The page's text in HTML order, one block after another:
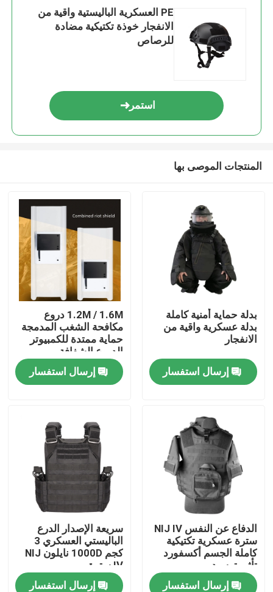
منتجات
معلومات عنا
جولة في المعمل
مراقبة الجودة
اتصل بنا
اطلب اقتباس
الزي العسكري القتالي
PE العسكرية الباليستية واقية من
الانفجار خوذة تكتيكية مضادة
للرصاص
استمر
المنتجات الموصى بها
بدلة حماية أمنية كاملة
بدلة عسكرية واقية من
الانفجار
إرسال استفسار
1.2M / 1.6M دروع
مكافحة الشغب المدمجة
حماية ممتدة للكمبيوتر
الدروع الشفافة
إرسال استفسار
الدفاع عن النفس NIJ IV
سترة عسكرية تكتيكية
كاملة الجسم أكسفورد
تأثير توسيد
إرسال استفسار
سريعة الإصدار الدرع
الباليستي العسكري 3
كجم 1000D نايلون NIJ
IV سترة
إرسال استفسار